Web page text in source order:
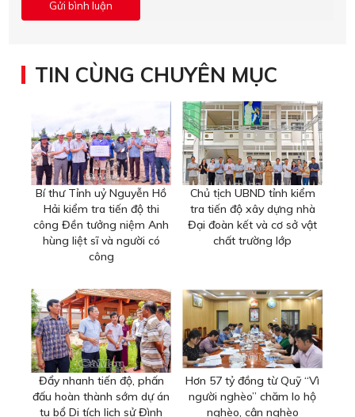
TIN CÙNG CHUYÊN MỤC
Bí thư Tỉnh uỷ Nguyễn Hồ
Hải kiểm tra tiến độ thi
công Đền tưởng niệm Anh
hùng liệt sĩ và người có
công
Chủ tịch UBND tỉnh kiểm
tra tiến độ xây dựng nhà
Đại đoàn kết và cơ sở vật
chất trường lớp
Đẩy nhanh tiến độ, phấn
đấu hoàn thành sớm dự án
tu bổ Di tích lịch sử Đình
Hơn 57 tỷ đồng từ Quỹ “Vì
người nghèo” chăm lo hộ
nghèo, cận nghèo